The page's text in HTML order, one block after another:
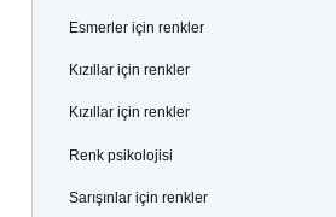
Esmerler için renkler
Kızıllar için renkler
Kızıllar için renkler
Renk psikolojisi
Sarışınlar için renkler